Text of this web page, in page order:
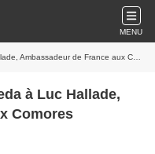
MENU
de France aux Comores
à Luc Hallade,
Comores